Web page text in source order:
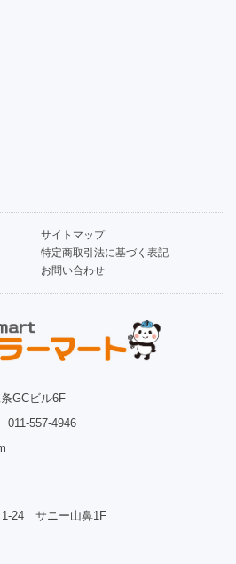
サイトマップ
特定商取引法に基づく表記
お問い合わせ
GCビル6F
557-4946
1-24 サニー山鼻1F